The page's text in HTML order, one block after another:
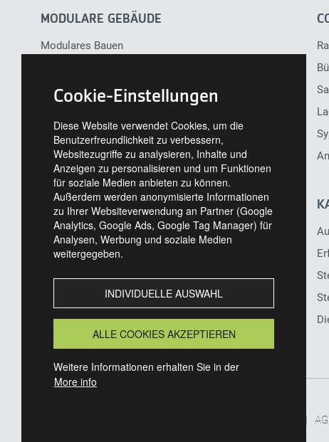
MODULARE GEBÄUDE
Modulares Bauen
FAQs
Referenzprojekte
UNTERNEHMEN
Standort Gransee
Historie
Qualität & Zertifikate
Ansprechpartner
Cookie-Einstellungen
Diese Website verwendet Cookies, um die
Benutzerfreundlichkeit zu verbessern,
Websitezugriffe zu analysieren, Inhalte und
Anzeigen zu personalisieren und um Funktionen
für soziale Medien anbieten zu können.
Außerdem werden anonymisierte Informationen
zu Ihrer Websiteverwendung an Partner (Google
Analytics, Google Ads, Google Tag Manager) für
Analysen, Werbung und soziale Medien
weitergegeben.
INDIVIDUELLE AUSWAHL
ALLE COOKIES AKZEPTIEREN
Weitere Informationen erhalten Sie in der
More info